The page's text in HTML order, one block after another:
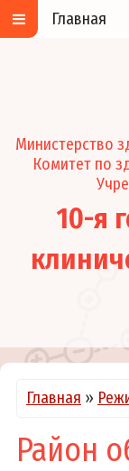
Министерство
Комитет по
10-я
Главная
Главная »
Район